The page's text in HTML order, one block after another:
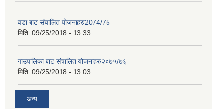
वडा बाट संचालित योजनाहरु2074/75
मिति: 09/25/2018 - 13:33
गाउपालिका बाट संचालित योजनाहरु२०७५/७६
मिति: 09/25/2018 - 13:03
अन्य